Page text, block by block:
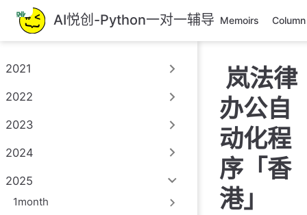
跳
至
主
內
AI悦创-Python一对一辅导 Memoirs Column
2021
2022
2023
2024
2025
1month
岚法律
办公自
动化程
序「香
港」